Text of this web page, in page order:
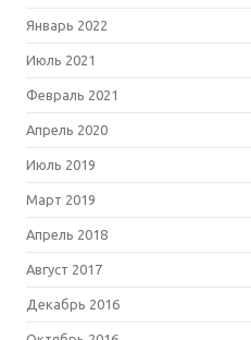
Январь 2022
Июль 2021
Февраль 2021
Апрель 2020
Июль 2019
Март 2019
Апрель 2018
Август 2017
Декабрь 2016